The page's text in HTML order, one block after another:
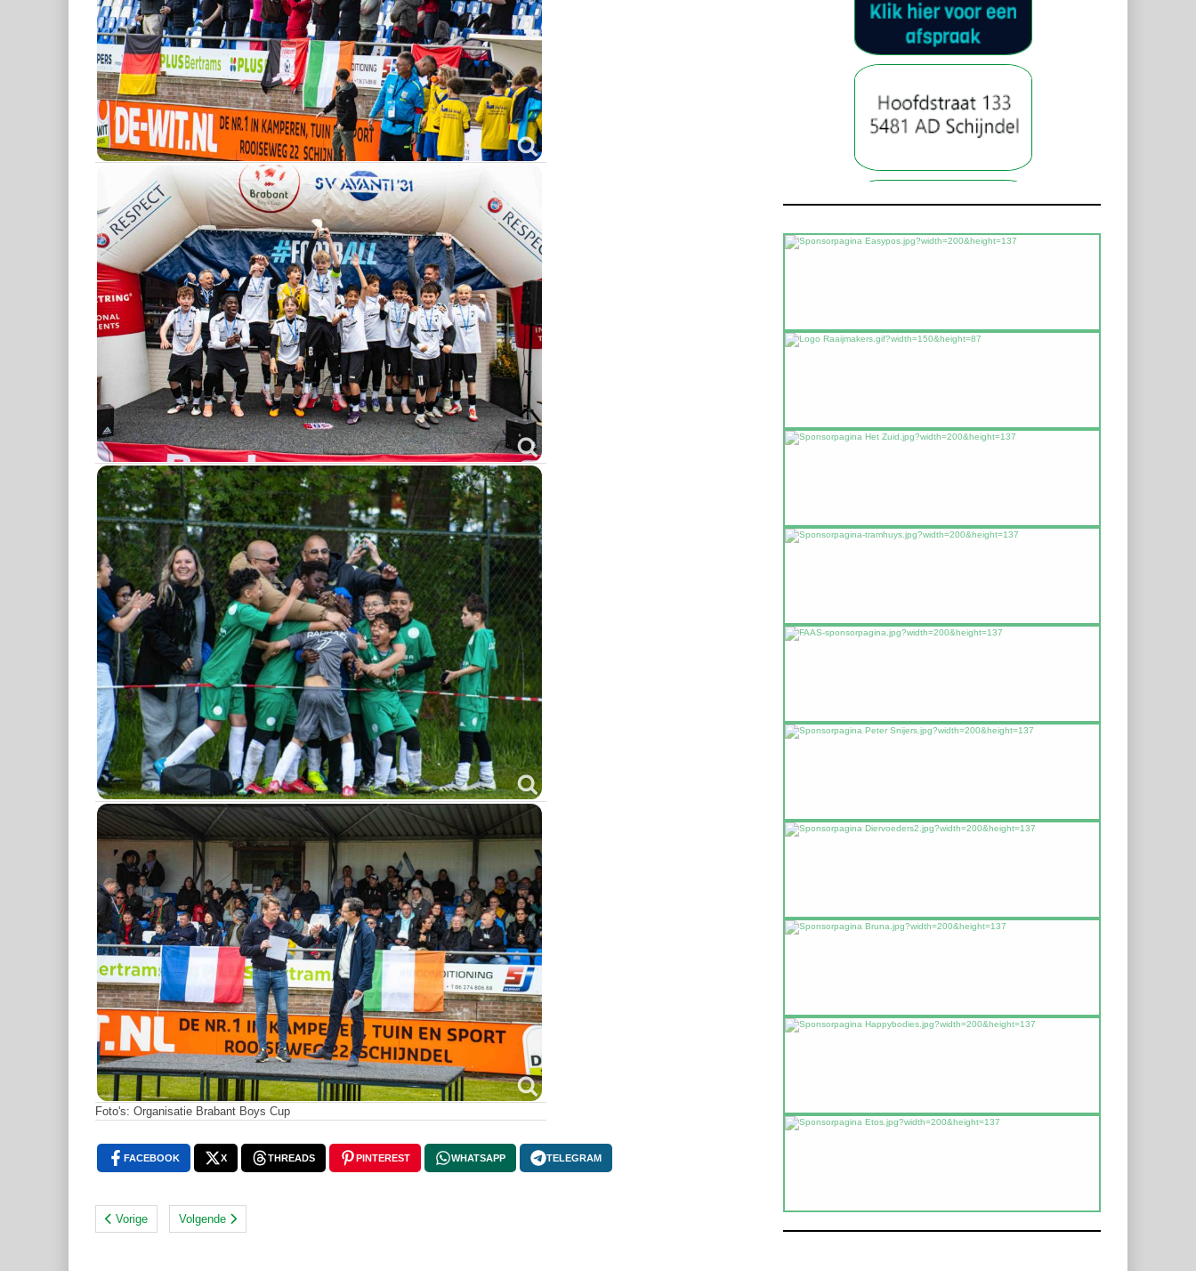
Foto's: Organisatie Brabant Boys Cup
FACEBOOK X THREADS PINTEREST WHATSAPP TELEGRAM
Vorige Volgende